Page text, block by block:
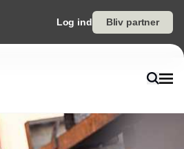
Log ind Bliv partner